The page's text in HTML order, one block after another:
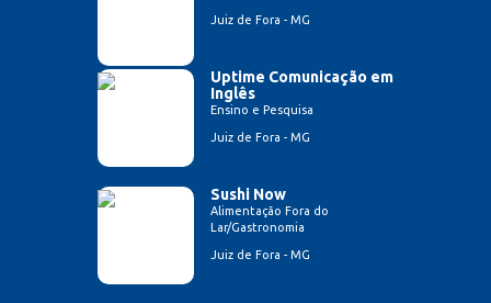
Juiz de Fora - MG
Uptime Comunicação em
Inglês
Ensino e Pesquisa
Juiz de Fora - MG
Sushi Now
Alimentação Fora do
Lar/Gastronomia
Juiz de Fora - MG